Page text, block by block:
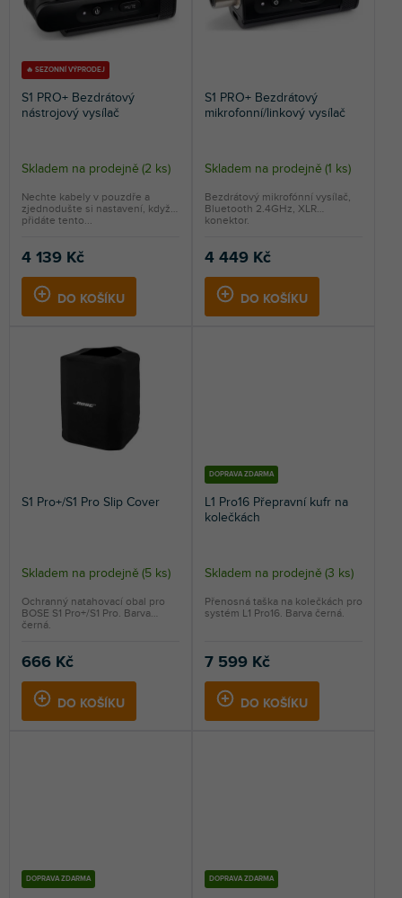
ABECEDNĚ
🔥 SEZONNÍ VÝPRODEJ
S1 PRO+ Bezdrátový
nástrojový vysílač
Skladem na prodejně (2 ks)
4 139 Kč
DO KOŠÍKU
Nechte kabely v pouzdře a
zjednodušte si nastavení, když
přidáte tento...
S1 PRO+ Bezdrátový
mikrofonní/linkový vysílač
Skladem na prodejně (1 ks)
4 449 Kč
DO KOŠÍKU
Bezdrátový mikrofónní vysílač,
Bluetooth 2.4GHz, XLR
konektor.
S1 Pro+/S1 Pro Slip Cover
Skladem na prodejně (5 ks)
666 Kč
DO KOŠÍKU
Ochranný natahovací obal pro
BOSE S1 Pro+/S1 Pro. Barva
černá.
DOPRAVA ZDARMA
L1 Pro16 Přepravní kufr na
kolečkách
Skladem na prodejně (3 ks)
7 599 Kč
DO KOŠÍKU
Přenosná taška na kolečkách pro
systém L1 Pro16. Barva černá.
DOPRAVA ZDARMA DOPRAVA ZDARMA